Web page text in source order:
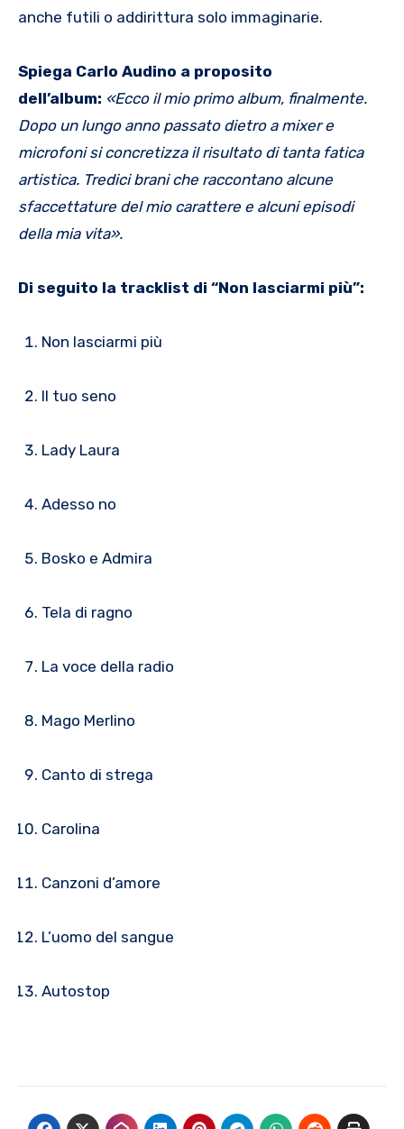
anche futili o addirittura solo immaginarie.
Spiega Carlo Audino a proposito
dell’album: «Ecco il mio primo album, finalmente.
Dopo un lungo anno passato dietro a mixer e
microfoni si concretizza il risultato di tanta fatica
artistica. Tredici brani che raccontano alcune
sfaccettature del mio carattere e alcuni episodi
della mia vita».
Di seguito la tracklist di “Non lasciarmi più”:
Non lasciarmi più
Il tuo seno
Lady Laura
Adesso no
Bosko e Admira
Tela di ragno
La voce della radio
Mago Merlino
Canto di strega
Carolina
Canzoni d’amore
L’uomo del sangue
Autostop